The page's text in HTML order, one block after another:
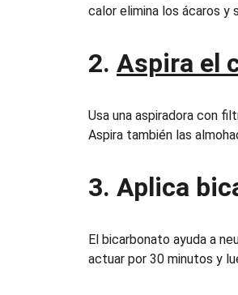
calor elimina los ácaros y
2. Aspira el
Usa una aspiradora con
Aspira también las
3. Aplica
El bicarbonato ayuda a
actuar por 30 minutos y